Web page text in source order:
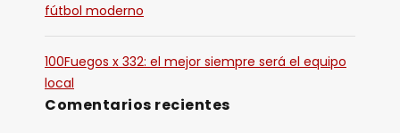
fútbol moderno
100Fuegos x 332: el mejor siempre será el equipo
local
Comentarios recientes